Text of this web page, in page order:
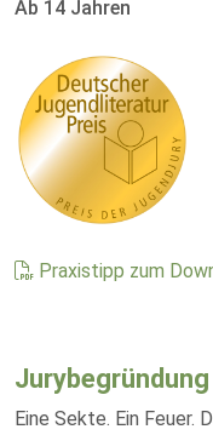
Ab 14 Jahren
Praxistipp zum
Jurybegründung
Eine Sekte. Ein Feuer.